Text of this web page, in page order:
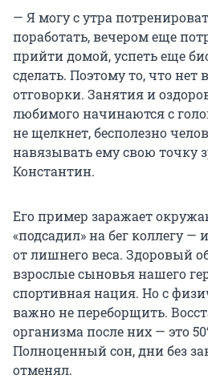
— Я могу с утра
поработать, вечером еще
прийти домой, успеть еще
сделать. Поэтому то, что нет
отговорки. Занятия и
любимого начинаются с
не щелкнет, бесполезно
навязывать ему свою точку
Константин.
Его пример заражает
«подсадил» на бег коллегу —
от лишнего веса. Здоровый
взрослые сыновья нашего
спортивная нация. Но с
важно не переборщить.
организма после них — это
Полноценный сон, дни без
отменял.